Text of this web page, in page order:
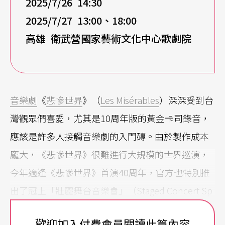
2025/7/27 13:00 、18:00
高雄 衛武營國家藝術文化中心歌劇院
音樂劇 《悲慘世界》（Les Misérables）深深受到台
灣觀眾們喜愛，尤其是10周年版的黃金卡司錄音，
應該是許多人接觸音樂劇的入門磚。由於製作成本
龐大，《悲慘世界》很難進行大規模的世界巡演，
今年適逢《悲慘世界》首演40周年，官方也特別推
出了冠上「壯麗舞台音樂會」（Staged Concert Sp